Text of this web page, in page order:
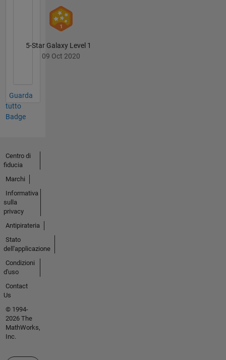
5-Star Galaxy Level 1
09 Oct 2020
Guarda
tutto
Badge
Centro di
fiducia
Marchi
Informativa
sulla
privacy
Antipirateria
Stato
dell'applicazione
Condizioni
d'uso
Contact
Us
© 1994-
2026 The
MathWorks,
Inc.